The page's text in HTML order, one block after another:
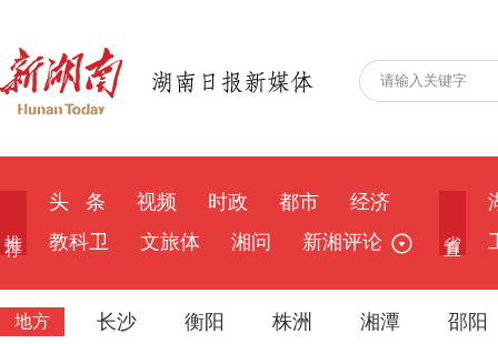
头 条 视频 时政 都市
经济
教科卫
文旅体 湘问 新湘评论
地方 长沙 衡阳 株洲 湘潭 邵阳